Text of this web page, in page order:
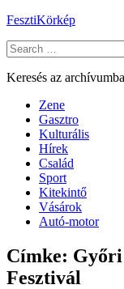
Skip
content
FesztiKörkép
Search
for:
Keresés az
Zene
Gasztro
Kulturális
Hírek
Család
Sport
Kitekintő
Vásárok
Autó-motor
Címke: Győri
Fesztivál